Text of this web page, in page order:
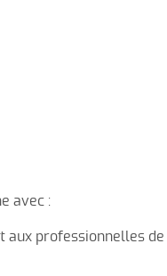
avec :
aux professionnelles de